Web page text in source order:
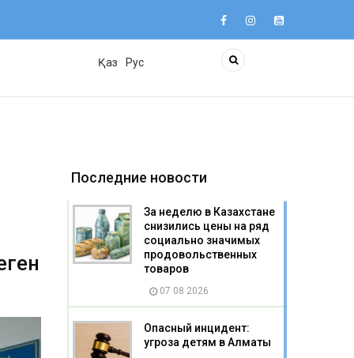
Қаз Рус
Последние новости
За неделю в Казахстане
снизились цены на ряд
социально значимых
продовольственных
товаров
07 08 2026
Опасный инцидент:
угроза детям в Алматы